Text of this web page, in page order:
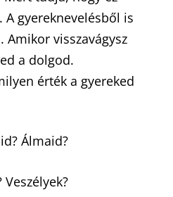
gyereknevelésből is
visszavágysz
a dolgod.
érték a gyereked
Álmaid?
Veszélyek?